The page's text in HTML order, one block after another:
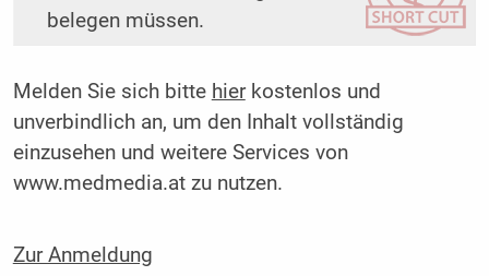
belegen müssen.
Melden Sie sich bitte hierkostenlos und
unverbindlich an, um den Inhalt vollständig
einzusehen und weitere Services von
www.medmedia.at zu nutzen.
Zur Anmeldung